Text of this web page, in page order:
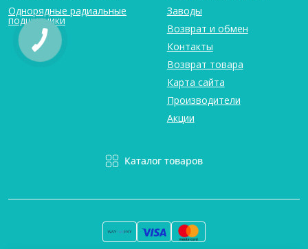
Однорядные радиальные
подшипники
Заводы
Возврат и обмен
Контакты
Возврат товара
Карта сайта
Производители
Акции
Каталог товаров